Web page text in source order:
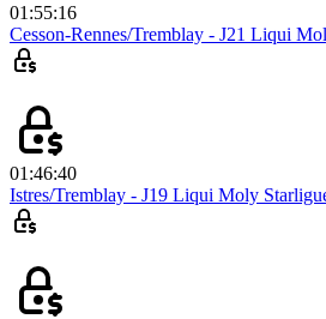
01:55:16
Cesson-Rennes/Tremblay - J21 Liqui
01:46:40
Istres/Tremblay - J19 Liqui Moly